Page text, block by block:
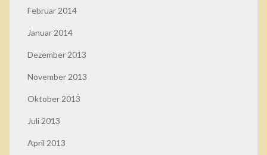
Februar 2014
Januar 2014
Dezember 2013
November 2013
Oktober 2013
Juli 2013
April 2013